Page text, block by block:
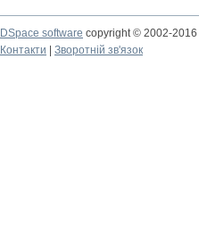
DSpace software copyright © 2002-2016
Контакти
Зворотній зв'язок